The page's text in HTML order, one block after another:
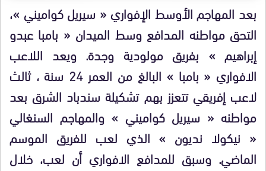
بعد المهاجم الأوسط الإفواري « سيريل كواميني »،
التحق مواطنه المدافع وسط الميدان « بامبا عبدو
إبراهيم » بفريق مولودية وجدة. ويعد اللاعب
الافواري « بامبا » البالغ من العمر 24 سنة ، ثالث
لاعب إفريقي تتعزز بهم تشكيلة سندباد الشرق بعد
مواطنه « سيريل كواميني » والمهاجم السنغالي
« نيكولا نديون » الذي لعب للفريق الموسم
الماضي. وسبق للمدافع الافواري أن لعب، خلال